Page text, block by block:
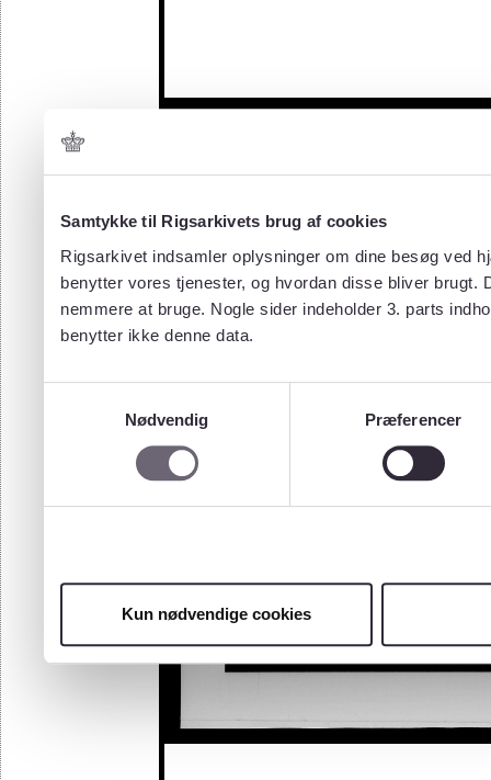
Samtykke til Rigsarkivets brug af cookies
Rigsarkivet indsamler oplysninger om dine besøg ved
benytter vores tjenester, og hvordan disse bliver
nemmere at bruge. Nogle sider indeholder 3. parts
benytter ikke denne data.
Nødvendig
Præferencer
Kun nødvendige cookies